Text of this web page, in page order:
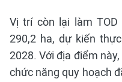
Vị trí còn lại làm
290,2 ha, dự kiến
2028. Với địa điểm
chức năng quy hoạch